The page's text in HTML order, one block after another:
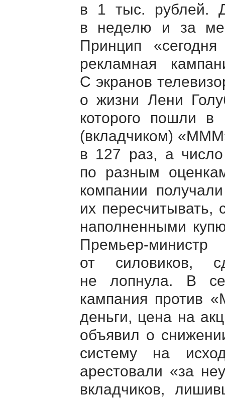
в 1 тыс. рублей.
в неделю и за
Принцип
рекламная
С экранов
о жизни Лени
которого пошли в
(вкладчиком)
в 127 раз, а число
по разным
компании
их пересчитывать,
наполненными
Премьер-министр
от силовиков,
не лопнула. В
кампания против
деньги, цена на
объявил о
систему на
арестовали «за
вкладчиков,